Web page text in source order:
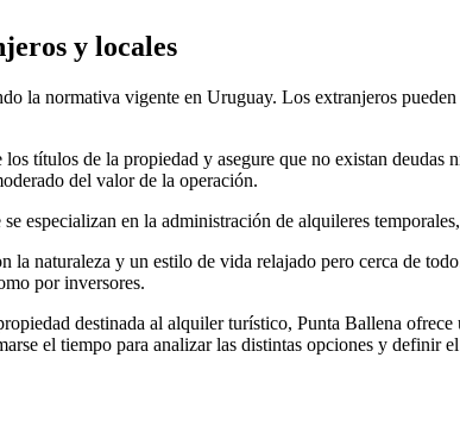
y locales
la normativa vigente en Uruguay. Los extranjeros
títulos de la propiedad y asegure que no existan
del valor de la operación.
especializan en la administración de alquileres
la naturaleza y un estilo de vida relajado pero cerca de
por inversores.
destinada al alquiler turístico, Punta Ballena
el tiempo para analizar las distintas opciones y definir